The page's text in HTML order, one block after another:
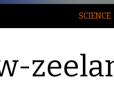
SCIENCE